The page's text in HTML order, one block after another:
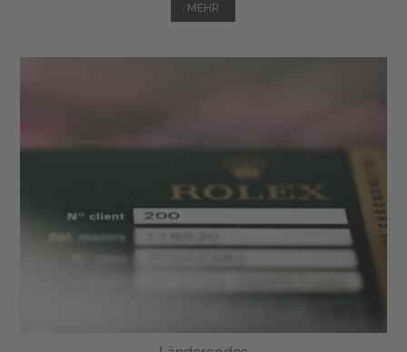
MEHR